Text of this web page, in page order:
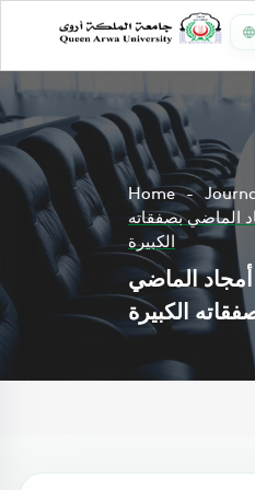
Home
الماضي بصفقاته
الكبيرة
الماضي
الكبيرة